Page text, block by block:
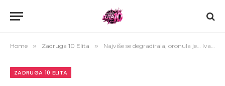
Home » Zadruga 10 Elita » Najviše se degradirala, oronula je… Ivan i Maja udruženim snagama blate Staniju i određuju joj tarifu! (VIDEO)
ZADRUGA 10 ELITA